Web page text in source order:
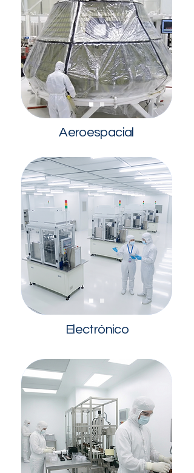
Aeroespacial
Electrónico